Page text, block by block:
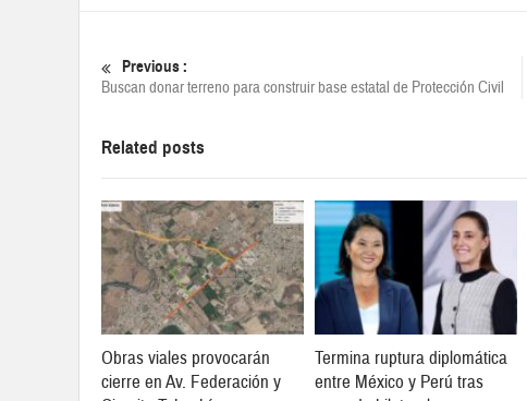
Previous :
Buscan donar terreno para construir base estatal de Protección Civil
Related posts
Obras viales provocarán
cierre en Av. Federación y
Termina ruptura diplomática
entre México y Perú tras